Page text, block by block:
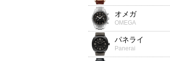
オメガ
OMEGA
パネライ
Panerai